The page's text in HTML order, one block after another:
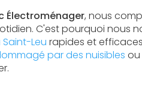
Électroménager, nous
C'est pourquoi nous
Leu rapides et
par des nuisibles ou